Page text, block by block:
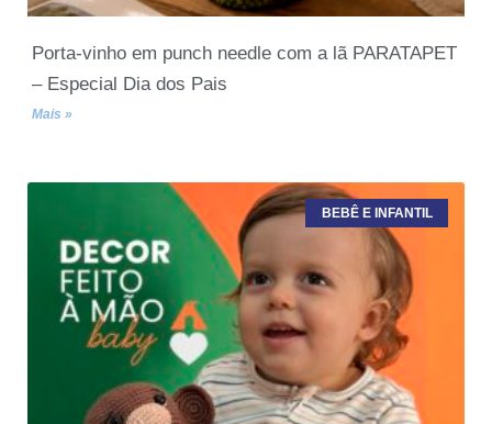
Porta-vinho em punch needle com a lã PARATAPET
– Especial Dia dos Pais
Mais »
BEBÊ E INFANTIL